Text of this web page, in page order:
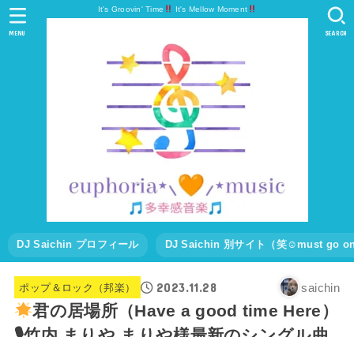
It's Groovin' Time It's Mellow Moment
DJ Saichin プロフィール DJ Saichin 別サイト（笑☺must go
SEARCH
MENU
ポップ＆ロック（邦楽） 2023.11.28 saichin
君の居場所（Have a good time Here）